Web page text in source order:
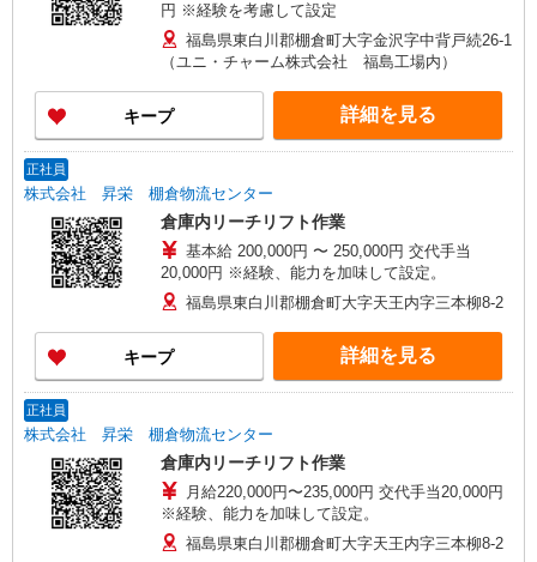
円 ※経験を考慮して設定
福島県東白川郡棚倉町大字金沢字中背戸続26-1
（ユニ・チャーム株式会社 福島工場内）
キープ 詳細を見る
正社員
株式会社 昇栄 棚倉物流センター
倉庫内リーチリフト作業
基本給 200,000円 〜 250,000円 交代手当
20,000円 ※経験、能力を加味して設定。
福島県東白川郡棚倉町大字天王内字三本柳8-2
キープ 詳細を見る
正社員
株式会社 昇栄 棚倉物流センター
倉庫内リーチリフト作業
月給220,000円〜235,000円 交代手当20,000円
※経験、能力を加味して設定。
福島県東白川郡棚倉町大字天王内字三本柳8-2